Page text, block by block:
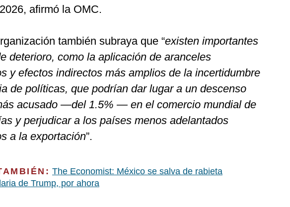
afirmó la OMC.
también subraya que “existen importantes
deterioro, como la aplicación de aranceles
y efectos indirectos más amplios de la incertidumbre
de políticas, que podrían dar lugar a un descenso
acusado —del 1.5% — en el comercio mundial de
y perjudicar a los países menos adelantados
a la exportación”.
The Economist: México se salva de rabieta
de Trump, por ahora